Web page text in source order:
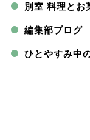
別室 料理とお
編集部ブログ
ひとやすみ中